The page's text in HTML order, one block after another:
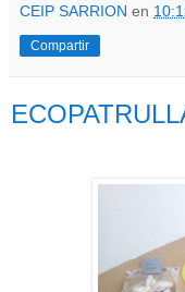
CEIP SARRION en
Compartir